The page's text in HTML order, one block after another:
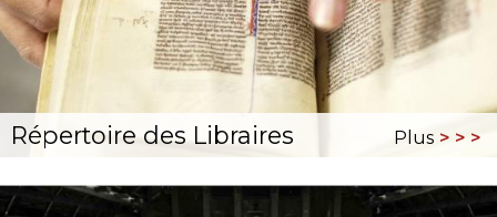
Répertoire des Libraires Plus